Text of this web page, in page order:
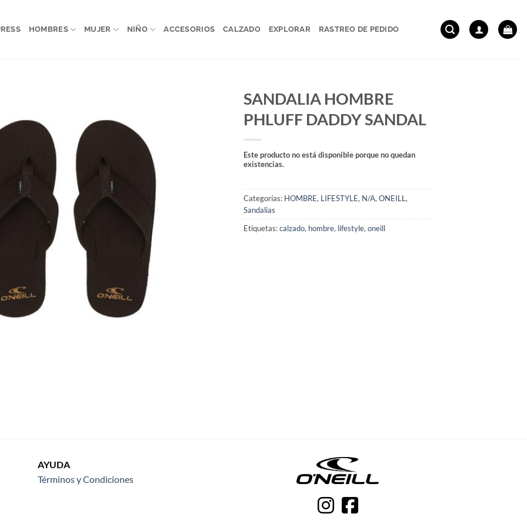
HOMBRES MUJER NIÑO ACCESORIOS CALZADO EXPLORAR RASTREO DE PEDIDO
SANDALIA HOMBRE
PHLUFF DADDY SANDAL
Este producto no está disponible porque no quedan
existencias.
Categorías: HOMBRE, LIFESTYLE, N/A, ONEILL ,
Sandalias
Etiquetas:calzado, hombre, lifestyle, oneill
AYUDA
Términos y Condiciones